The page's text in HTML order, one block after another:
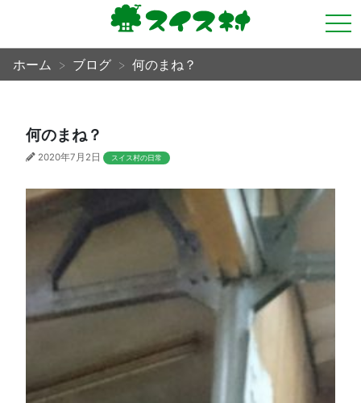
ホーム
ブログ 何のまね？
何のまね？
2020年7月2日 スイス村の日常